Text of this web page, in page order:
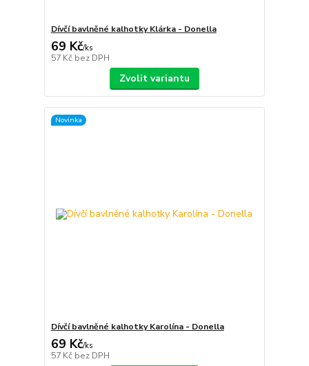
Dívčí bavlněné kalhotky Klárka - Donella
69 Kč/ks
57 Kč bez DPH
Zvolit variantu
Novinka
Dívčí bavlněné kalhotky Karolína - Donella
69 Kč/ks
57 Kč bez DPH